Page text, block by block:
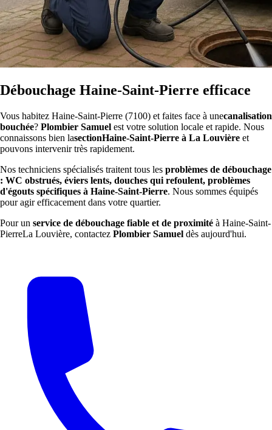
Débouchage Haine-Saint-Pierre efficace
Vous habitez Haine-Saint-Pierre (7100) et faites face à unecanalisation
bouchée? Plombier Samuel est votre solution locale et rapide. Nous
connaissons bien lasectionHaine-Saint-Pierre à La Louvière et
pouvons intervenir très rapidement.
Nos techniciens spécialisés traitent tous les problèmes de débouchage
: WC obstrués, éviers lents, douches qui refoulent, problèmes
d'égouts spécifiques à Haine-Saint-Pierre. Nous sommes équipés
pour agir efficacement dans votre quartier.
Pour un service de débouchage fiable et de proximité à Haine-Saint-
PierreLa Louvière, contactez Plombier Samuel dès aujourd'hui.